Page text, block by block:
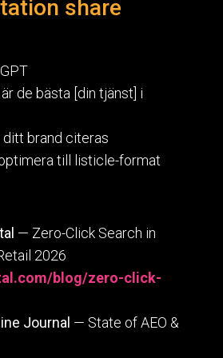
share
är de bästa [din tjänst] i
brand citeras
till listicle-format
— Zero-Click Search in
2026
blog/zero-click-
Journal — State of AEO &